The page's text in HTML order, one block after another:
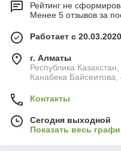
Рейтинг не
Менее 5 отзывов за
Работает с 20.03.2020
г. Алматы
Республика
Канабека
Контакты
Сегодня выходной
Показать весь